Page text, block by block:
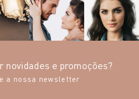
novidades e promoções?
a nossa newsletter